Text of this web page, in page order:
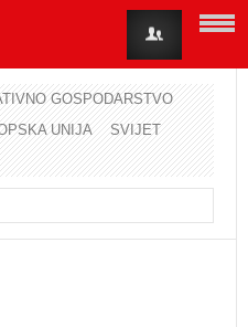
GOSPODARSTVO
UNIJA
SVIJET